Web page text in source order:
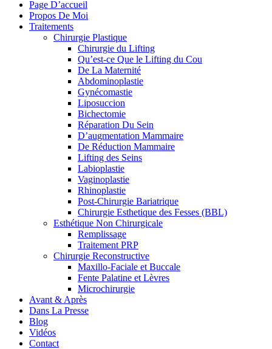
Page D’accueil
Propos De Moi
Traitements
Chirurgie Plastique
Chirurgie du Lifting
Qu’est-ce Que le Lifting du Cou
De La Maternité
Abdominoplastie
Gynécomastie
Liposuccion
Bichectomie
Réparation Du Sein
D’augmentation Mammaire
De Réduction Mammaire
Lifting des Seins
Labioplastie
Vaginoplastie
Rhinoplastie
Post-Chirurgie Bariatrique
Chirurgie Esthetique des Fesses (BBL)
Esthétique Non Chirurgicale
Remplissage
Traitement PRP
Chirurgie Reconstructive
Maxillo-Faciale et Buccale
Fente Palatine et Lèvres
Microchirurgie
Avant & Après
Dans La Presse
Blog
Vidéos
Contact